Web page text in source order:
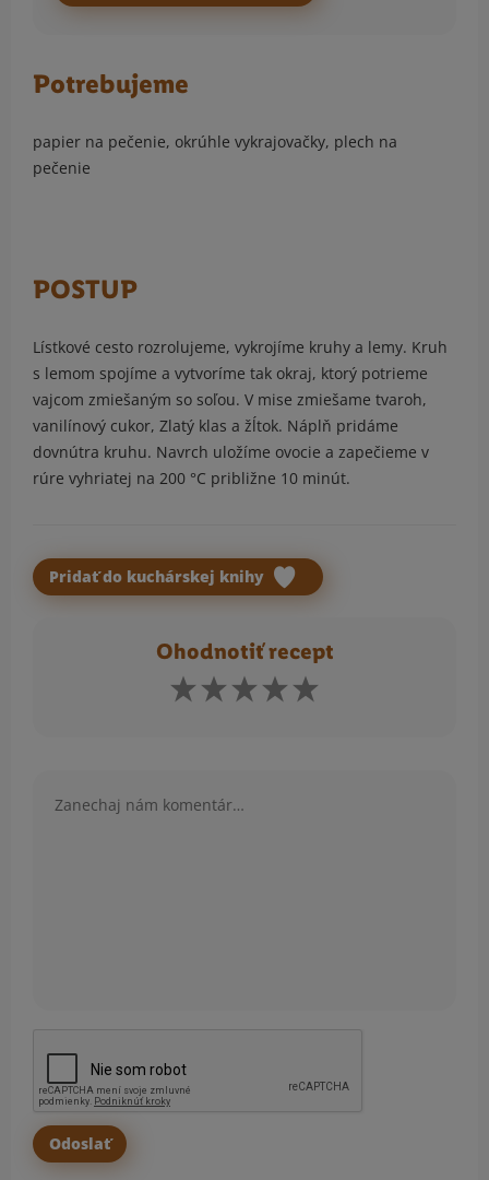
Potrebujeme
papier na pečenie, okrúhle vykrajovačky, plech na
pečenie
POSTUP
Lístkové cesto rozrolujeme, vykrojíme kruhy a lemy. Kruh
s lemom spojíme a vytvoríme tak okraj, ktorý potrieme
vajcom zmiešaným so soľou. V mise zmiešame tvaroh,
vanilínový cukor, Zlatý klas a žĺtok. Náplň pridáme
dovnútra kruhu. Navrch uložíme ovocie a zapečieme v
rúre vyhriatej na 200 °C približne 10 minút.
Pridať do kuchárskej knihy
Ohodnotiť recept